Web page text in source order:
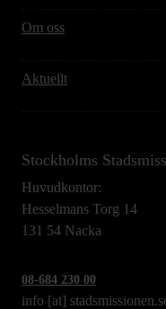
Om oss
Aktuellt
Stockholms
Huvudkontor:
Hesselmans Torg 14
131 54 Nacka
08-684 230 00
info [at]